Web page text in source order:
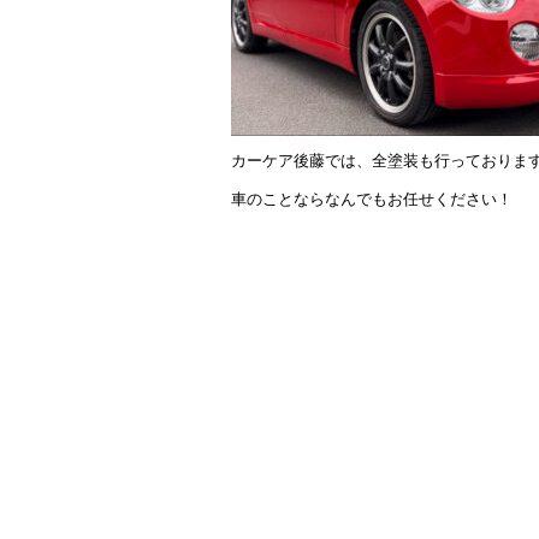
k
カーケア後藤では、全塗装も行っておりま
車のことならなんでもお任せください！